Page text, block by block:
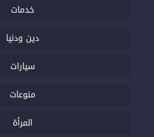
خدمات
دين ودنيا
سيارات
منوعات
المرأة